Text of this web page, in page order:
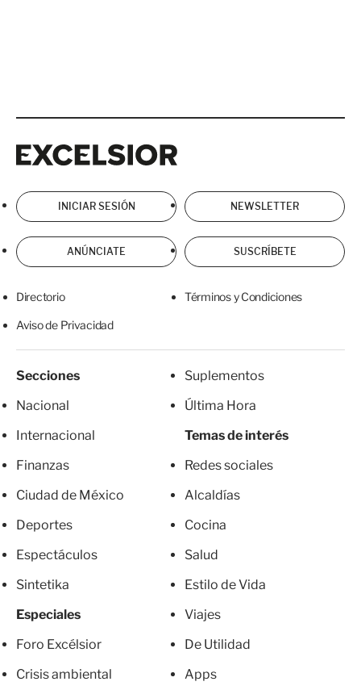
INICIAR SESIÓN NEWSLETTER
ANÚNCIATE SUSCRÍBETE
Directorio Términos y Condiciones
Aviso de Privacidad
Secciones
Nacional
Internacional
Finanzas
Ciudad de México
Deportes
Espectáculos
Sintetika
Especiales
Foro Excélsior
Crisis ambiental
Suplementos
Última Hora
Temas de interés
Redes sociales
Alcaldías
Cocina
Salud
Estilo de Vida
Viajes
De Utilidad
Apps